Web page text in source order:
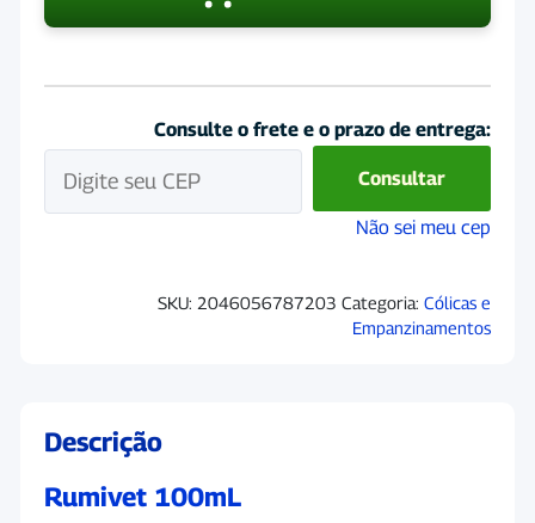
Consulte o frete e o prazo de entrega:
Consultar
Não sei meu cep
SKU: 2046056787203 Categoria: Cólicas e
Empanzinamentos
Descrição
Rumivet 100mL